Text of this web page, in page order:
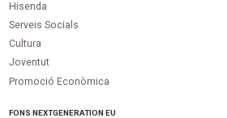
Hisenda
Serveis Socials
Cultura
Joventut
Promoció Econòmica
FONS NEXTGENERATION EU